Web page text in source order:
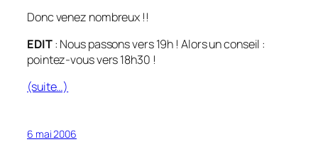
Donc venez nombreux !!
EDIT: Nous passons vers 19h ! Alors un conseil :
pointez-vous vers 18h30 !
(suite…)
6 mai 2006